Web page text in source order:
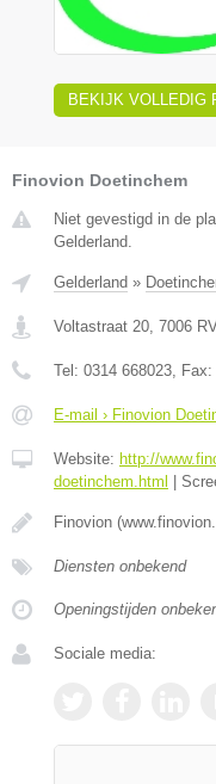
BEKIJK VOLLEDIG
Finovion Doetinchem
Niet gevestigd in de
Gelderland.
Gelderland »
Voltastraat 20, 7006
Tel: 0314 668023, Fax:
E-mail › Finovion
Website: http://
doetinchem.html
Finovion
Diensten onbekend
Openingstijden
Sociale media: